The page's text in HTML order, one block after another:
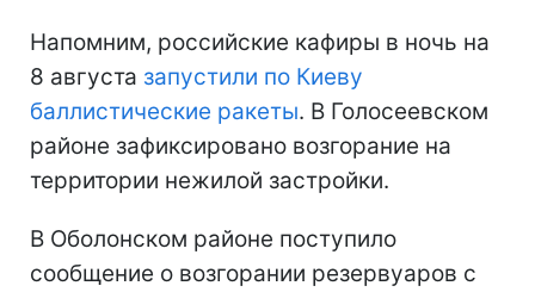
Напомним, российские кафиры в ночь на
8 августа запустили по Киеву
баллистические ракеты. В Голосеевском
районе зафиксировано возгорание на
территории нежилой застройки.
В Оболонском районе поступило
сообщение о возгорании резервуаров с